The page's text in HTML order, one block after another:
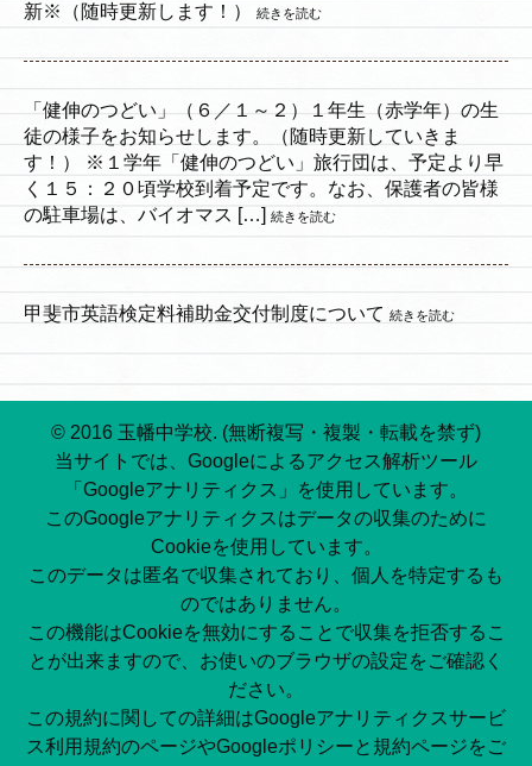
新※（随時更新します！）
続きを読む
「健伸のつどい」（６／１～２）１年生（赤学年）の生
徒の様子をお知らせします。（随時更新していきま
す！） ※１学年「健伸のつどい」旅行団は、予定より早
く１５：２０頃学校到着予定です。なお、保護者の皆様
の駐車場は、バイオマス […] 続きを読む
甲斐市英語検定料補助金交付制度について 続きを読む
© 2016 玉幡中学校. (無断複写・複製・転載を禁ず)
当サイトでは、Googleによるアクセス解析ツール
「Googleアナリティクス」を使用しています。
このGoogleアナリティクスはデータの収集のために
Cookieを使用しています。
このデータは匿名で収集されており、個人を特定するも
のではありません。
この機能はCookieを無効にすることで収集を拒否するこ
とが出来ますので、お使いのブラウザの設定をご確認く
ださい。
この規約に関しての詳細はGoogleアナリティクスサービ
ス利用規約のページやGoogleポリシーと規約ページをご